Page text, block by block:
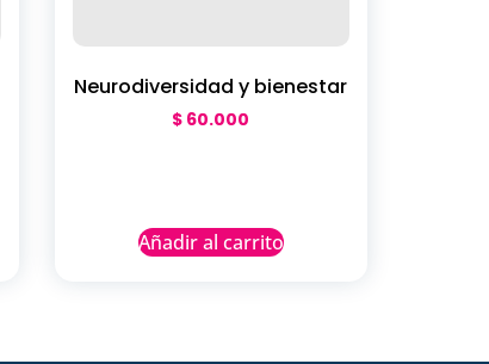
Neurodiversidad y bienestar
$ 60.000
Añadir al carrito